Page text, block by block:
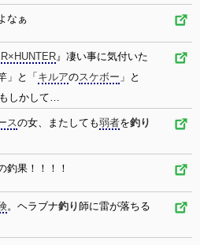
なぁ
』凄い事に気付いた
」と「 キルアのスケボー 」と
しかして…
スの女、またしても弱者を釣り
釣果！！！！
。ヘラブナ釣り師に雷が落ちる